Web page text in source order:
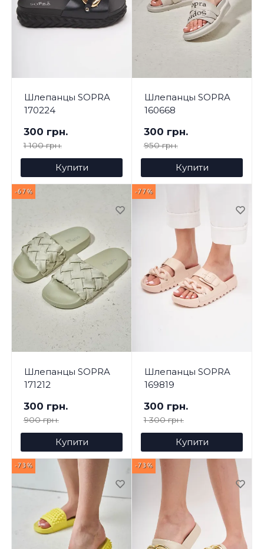
Шлепанцы SOPRA
170224
300 грн.
1 100 грн.
Купити
Шлепанцы SOPRA
160668
300 грн.
950 грн.
Купити
-67%
Шлепанцы SOPRA
171212
300 грн.
900 грн.
Купити
-77%
Шлепанцы SOPRA
169819
300 грн.
1 300 грн.
Купити
-73% -73%